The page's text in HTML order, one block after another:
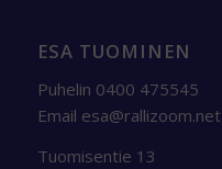
ESA TUOMINEN
Puhelin 0400 475545
Email esa@rallizoom.net
Tuomisentie 13